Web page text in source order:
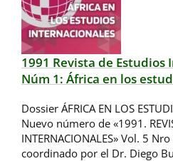
1991 Revista de Estudios
Núm 1: África en los
Dossier ÁFRICA EN LOS
Nuevo número de «1991.
INTERNACIONALES» Vol. 5
coordinado por el Dr. Diego